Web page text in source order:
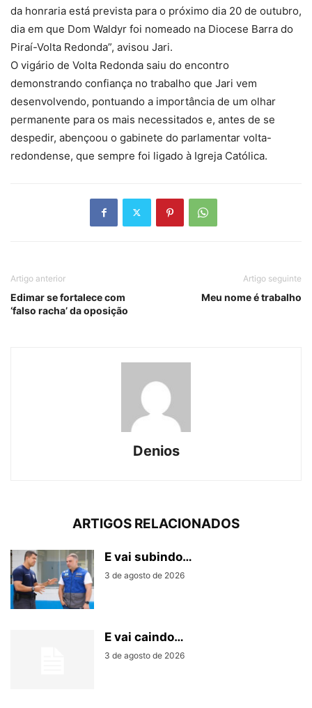
da honraria está prevista para o próximo dia 20 de outubro,
dia em que Dom Waldyr foi nomeado na Diocese Barra do
Piraí-Volta Redonda”, avisou Jari.
O vigário de Volta Redonda saiu do encontro
demonstrando confiança no trabalho que Jari vem
desenvolvendo, pontuando a importância de um olhar
permanente para os mais necessitados e, antes de se
despedir, abençoou o gabinete do parlamentar volta-
redondense, que sempre foi ligado à Igreja Católica.
Artigo anterior
Edimar se fortalece com
‘falso racha’ da oposição
Artigo seguinte
Meu nome é trabalho
Denios
ARTIGOS RELACIONADOS
E vai subindo…
3 de agosto de 2026
E vai caindo…
3 de agosto de 2026